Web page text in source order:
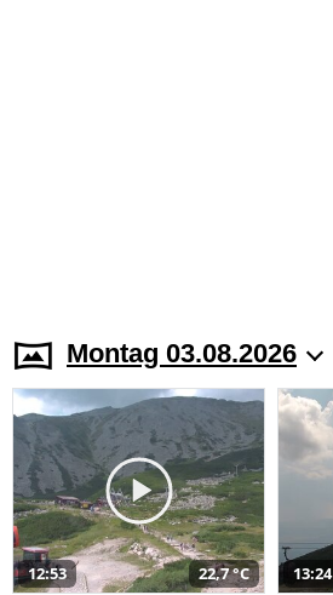
Montag 03.08.2026
12:53 22,7 °C 13:24